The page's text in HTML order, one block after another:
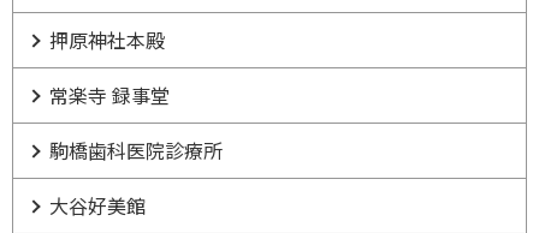
押原神社本殿
常楽寺 録事堂
駒橋歯科医院診療所
大谷好美館